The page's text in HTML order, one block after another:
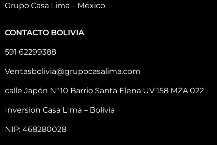
Grupo Casa Lima – México
CONTACTO BOLIVIA
591 62299388
Ventasbolivia@grupocasalima.com
calle Japón N°10 Barrio Santa Elena UV 158 MZA 022
Inversion Casa LIma – Bolivia
NIP: 468280028